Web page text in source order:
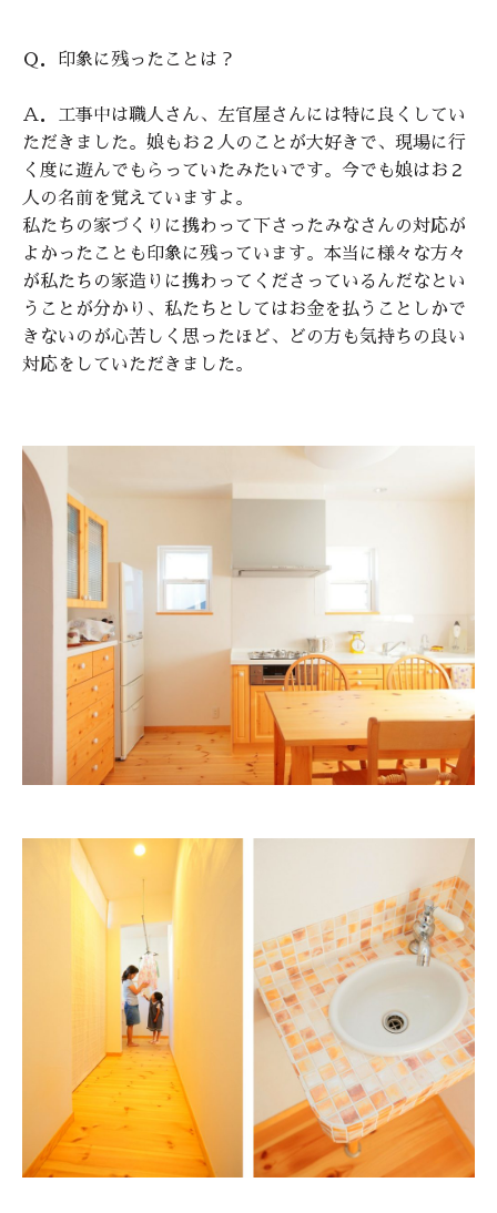
Ｑ．印象に残ったことは？
Ａ．工事中は職人さん、左官屋さんには特に良くしてい
ただきました。娘もお２人のことが大好きで、現場に行
く度に遊んでもらっていたみたいです。今でも娘はお２
人の名前を覚えていますよ。
私たちの家づくりに携わって下さったみなさんの対応が
よかったことも印象に残っています。本当に様々な方々
が私たちの家造りに携わってくださっているんだなとい
うことが分かり、私たちとしてはお金を払うことしかで
きないのが心苦しく思ったほど、どの方も気持ちの良い
対応をしていただきました。